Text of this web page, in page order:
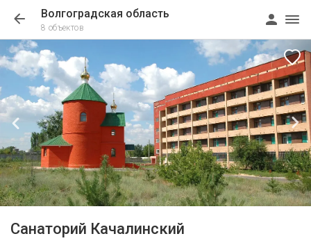
Волгоградская область
8 объектов
Санаторий Качалинский